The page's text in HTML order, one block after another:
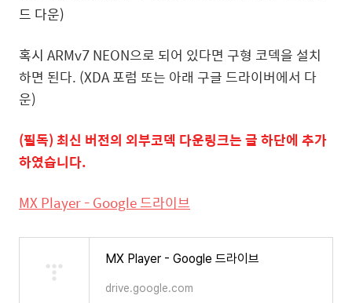
드 다운)
혹시 ARMv7 NEON으로 되어 있다면 구형 코덱을 설치
하면 된다. (XDA 포럼 또는 아래 구글 드라이버에서 다
운)
(필독) 최신 버전의 외부코덱 다운링크는 글 하단에 추가
하였습니다.
MX Player - Google 드라이브
MX Player - Google 드라이브
drive.google.com